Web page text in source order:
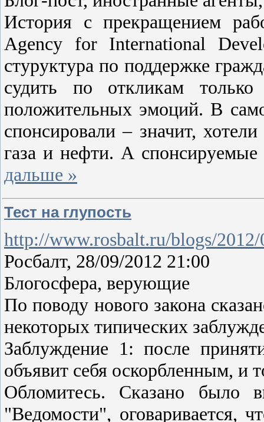
История с прекращением
Agency for International
стуруктура по поддержке
судить по откликам
положительных эмоций. В
спонсировали – значит,
газа и нефти. А
дальше »
Тест на глупость
http://www.rosbalt.ru/blogs/
Росбалт, 28/09/2012 21:00
Блогосфера, верующие
По поводу нового закона
некоторых типических
Заблуждение 1: после
объявит себя оскорбленным, и
Обломитесь. Сказано было
"Ведомости", оговаривается,